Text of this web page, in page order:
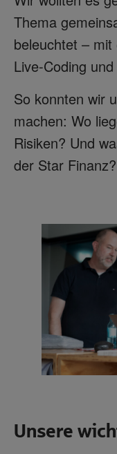
Thema
beleuchtet –
Live-Coding
So konnten wir
machen: Wo
Risiken? Und
der Star Finanz?
Unsere